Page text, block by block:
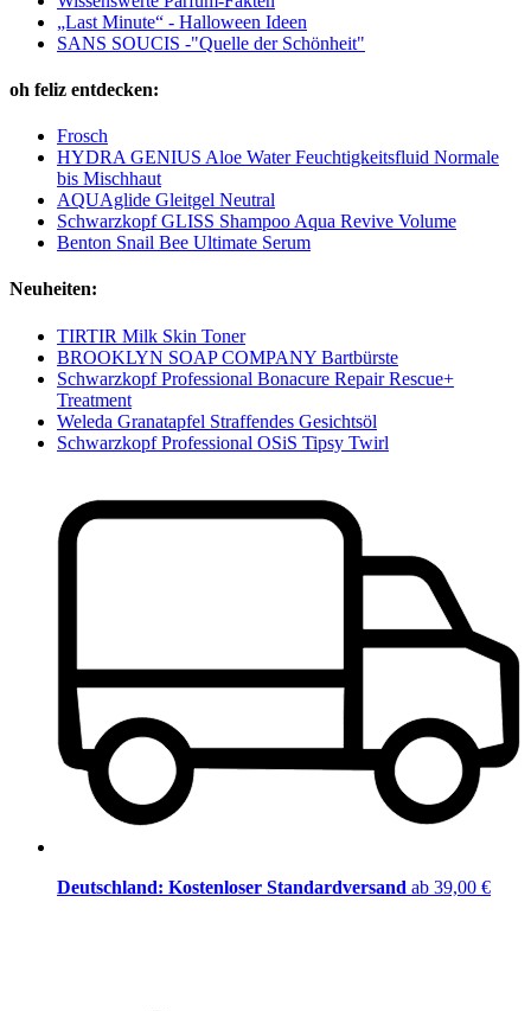
„Last Minute“ - Halloween Ideen
SANS SOUCIS -"Quelle der Schönheit"
oh feliz entdecken:
Frosch
HYDRA GENIUS Aloe Water Feuchtigkeitsfluid Normale
bis Mischhaut
AQUAglide Gleitgel Neutral
Schwarzkopf GLISS Shampoo Aqua Revive Volume
Benton Snail Bee Ultimate Serum
Neuheiten:
TIRTIR Milk Skin Toner
BROOKLYN SOAP COMPANY Bartbürste
Schwarzkopf Professional Bonacure Repair Rescue+
Treatment
Weleda Granatapfel Straffendes Gesichtsöl
Schwarzkopf Professional OSiS Tipsy Twirl
Deutschland: Kostenloser Standardversand ab 39,00 €